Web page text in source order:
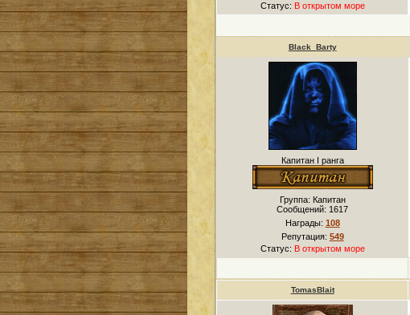
Статус: В открытом море
Black_Barty
Капитан I ранга
Группа: Капитан
Сообщений: 1617
Награды: 108
Репутация: 549
Статус: В открытом море
TomasBlait